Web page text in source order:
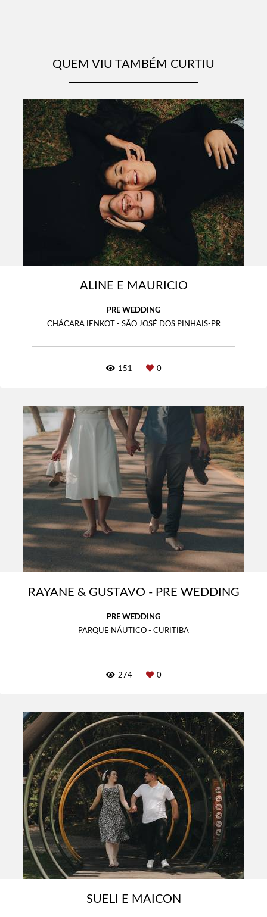
QUEM VIU TAMBÉM CURTIU
ALINE E MAURICIO
PRE WEDDING
CHÁCARA IENKOT - SÃO JOSÉ DOS PINHAIS-PR
151 0
RAYANE & GUSTAVO - PRE WEDDING
PRE WEDDING
PARQUE NÁUTICO - CURITIBA
274 0
SUELI E MAICON